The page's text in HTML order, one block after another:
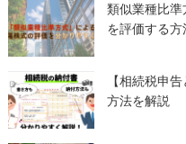
類似業種比
を評価する方
【相続税申
方法を解説